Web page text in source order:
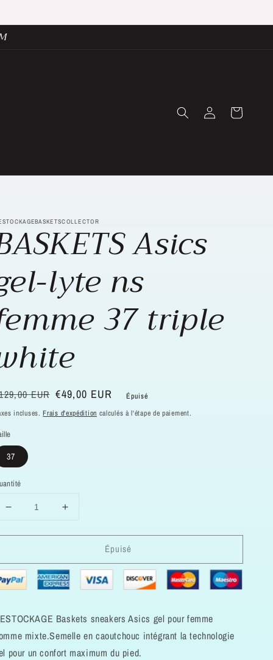
Connexion Panier
Asics
lyte ns
37 triple
EUR €49,00 EUR
Épuisé
incluses.Frais d'expédition calculés à l'étape de paiement.
37
Réduire
quantité
BASKETS
Asics
gel-
ns
37
triple
Augmenter
quantité
BASKETS
Asics
gel-
ns
37
triple
Épuisé
Baskets sneakers Asics gel pour femme
mixte.Semelle en caoutchouc intégrant la technologie
pour un confort maximum du pied.